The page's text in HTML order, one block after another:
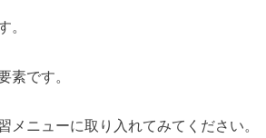
。
素です。
ニューに取り入れてみてください。